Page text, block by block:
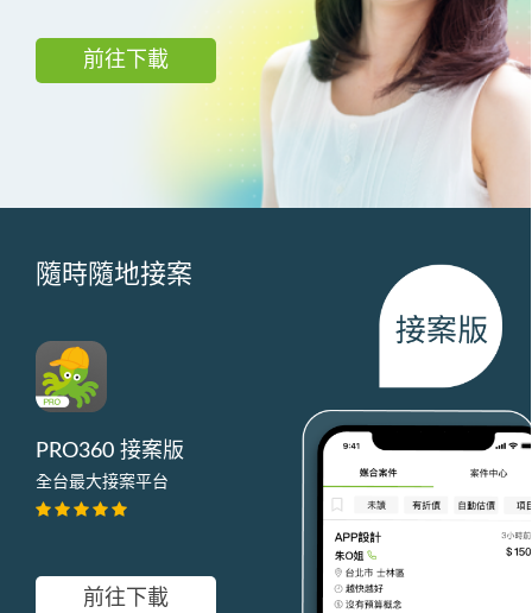
前往下載
隨時隨地接案
PRO360 接案版
全台最大接案平台
前往下載